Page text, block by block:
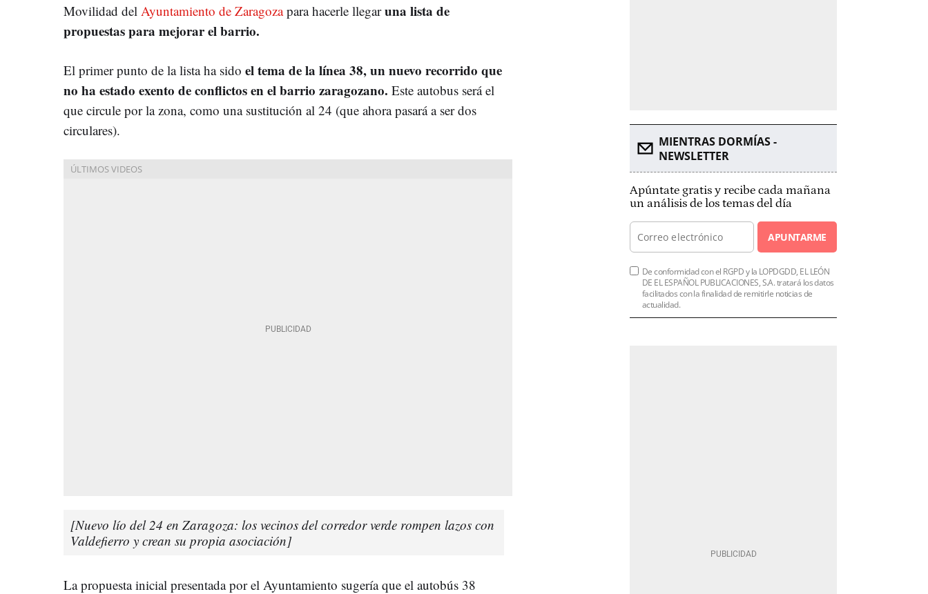
Movilidad del Ayuntamiento de Zaragozapara hacerle llegaruna lista de
propuestas para mejorar el barrio.
El primer punto de la lista ha sido el tema de la línea 38, un nuevo recorrido que
no ha estado exento de conflictos en el barrio zaragozano. Este autobus será el
que circule por la zona, como una sustitución al 24 (que ahora pasará a ser dos
circulares).
[Nuevo lío del 24 en Zaragoza: los vecinos del corredor verde rompen lazos con
Valdefierro y crean su propia asociación]
La propuesta inicial presentada por el Ayuntamiento sugería que el autobús 38
MIENTRAS DORMÍAS -
NEWSLETTER
Apúntate gratis y recibe cada mañana
un análisis de los temas del día
APUNTARME
De conformidad con el RGPD y la LOPDGDD, EL LEÓN
DE EL ESPAÑOL PUBLICACIONES, S.A. tratará los datos
facilitados con la finalidad de remitirle noticias de
actualidad.